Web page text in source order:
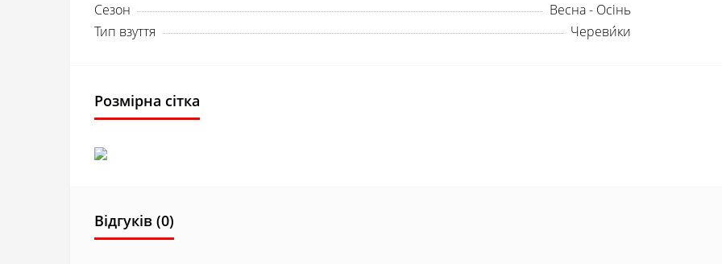
Сезон
Весна - Осінь
Тип взуття
Череви́ки
Розмірна сітка
Відгуків (0)